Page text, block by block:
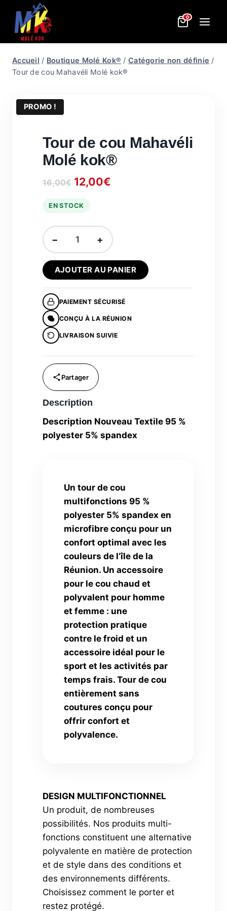
contenu
0
Accueil / Boutique Molé Kok® / Catégorie non définie /
Tour de cou Mahavéli Molé kok®
PROMO !
Tour de cou Mahavéli
Molé kok®
16,00€ Le
était :
16,00€.
12,00€Le
est :
12,00€.
EN STOCK
−
Tour
de
cou
Mahavéli
Molé
+
AJOUTER AU PANIER
PAIEMENT SÉCURISÉ
CONÇU À LA RÉUNION
LIVRAISON SUIVIE
Description
Description Nouveau Textile 95 %
polyester 5% spandex
Un tour de cou
multifonctions 95 %
polyester 5% spandex en
microfibre conçu pour un
confort optimal avec les
couleurs de l’île de la
Réunion. Un accessoire
pour le cou chaud et
polyvalent pour homme
et femme : une
protection pratique
contre le froid et un
accessoire idéal pour le
sport et les activités par
temps frais. Tour de cou
entièrement sans
coutures conçu pour
offrir confort et
polyvalence.
DESIGN MULTIFONCTIONNEL
Un produit, de nombreuses
possibilités. Nos produits multi-
fonctions constituent une alternative
polyvalente en matière de protection
et de style dans des conditions et
des environnements différents.
Choisissez comment le porter et
restez protégé.